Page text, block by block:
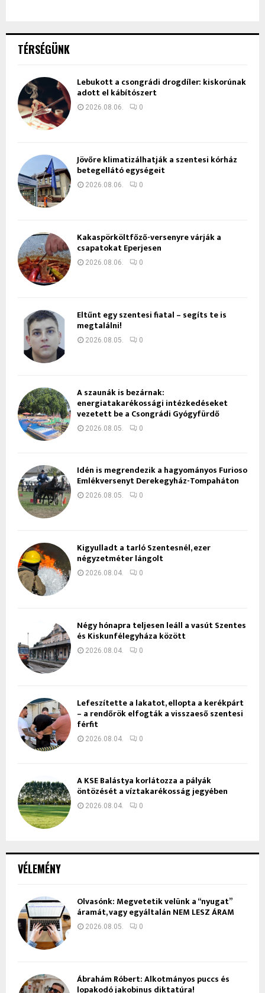
VÉLEMÉNY
Olvasónk: Megvetetik velünk a “nyugat”
áramát, vagy egyáltalán NEM LESZ ÁRAM
2026.08.05. 0
Ábrahám Róbert: Alkotmányos puccs és
lopakodó jakobinus diktatúra!
TÉRSÉGÜNK
Lebukott a csongrádi drogdíler: kiskorúnak
adott el kábítószert
2026.08.06. 0
Jövőre klimatizálhatják a szentesi kórház
betegellátó egységeit
2026.08.06. 0
Kakaspörköltfőző-versenyre várják a
csapatokat Eperjesen
2026.08.06. 0
Eltűnt egy szentesi fiatal – segíts te is
megtalálni!
2026.08.05. 0
A szaunák is bezárnak:
energiatakarékossági intézkedéseket
vezetett be a Csongrádi Gyógyfürdő
2026.08.05. 0
Idén is megrendezik a hagyományos Furioso
Emlékversenyt Derekegyház-Tompaháton
2026.08.05. 0
Kigyulladt a tarló Szentesnél, ezer
négyzetméter lángolt
2026.08.04. 0
Négy hónapra teljesen leáll a vasút Szentes
és Kiskunfélegyháza között
2026.08.04. 0
Lefeszítette a lakatot, ellopta a kerékpárt
– a rendőrök elfogták a visszaeső szentesi
férfit
2026.08.04. 0
A KSE Balástya korlátozza a pályák
öntözését a víztakarékosság jegyében
2026.08.04. 0